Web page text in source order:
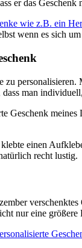
er das
wie z.B. ein
wenn es sich
man
Geschenk
einen
recht lustig.
nur eine